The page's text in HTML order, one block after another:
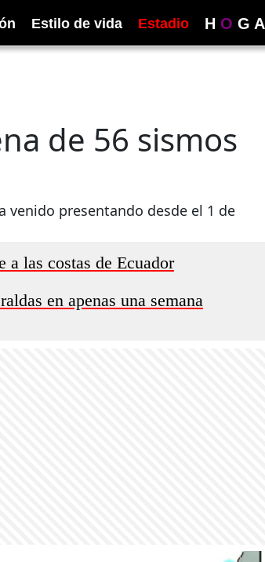
Estilo de vida Estadio H O G A
de 56 sismos
venido presentando desde el 1 de
a las costas de Ecuador
en apenas una semana